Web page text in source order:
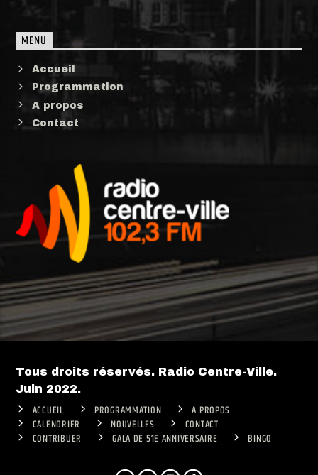
MENU
Accueil
Programmation
A propos
Contact
Tous droits réservés. Radio Centre-Ville.
Juin 2022.
ACCUEIL PROGRAMMATION
A PROPOS
CALENDRIER
NOUVELLES
CONTACT
CONTRIBUER
GALA DE 51E ANNIVERSAIRE BINGO